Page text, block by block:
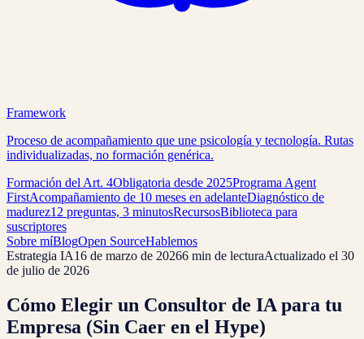
Framework
Proceso de acompañamiento que une psicología y tecnología. Rutas
individualizadas, no formación genérica.
Formación del Art. 4Obligatoria desde 2025Programa Agent
FirstAcompañamiento de 10 meses en adelanteDiagnóstico de
madurez12 preguntas, 3 minutosRecursosBiblioteca para
suscriptores
Sobre míBlogOpen SourceHablemos
Estrategia IA16 de marzo de 20266 min de lecturaActualizado el 30
de julio de 2026
Cómo Elegir un Consultor de IA para tu
Empresa (Sin Caer en el Hype)